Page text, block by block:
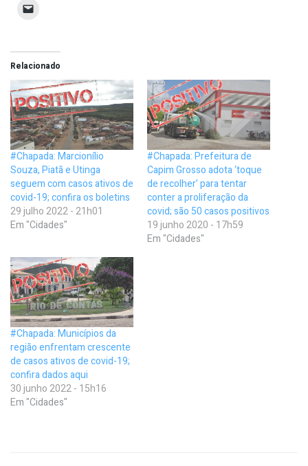
Relacionado
#Chapada: Marcionílio
Souza, Piatã e Utinga
seguem com casos ativos de
covid-19; confira os boletins
29 julho 2022 - 21h01
Em "Cidades"
#Chapada: Prefeitura de
Capim Grosso adota ‘toque
de recolher’ para tentar
conter a proliferação da
covid; são 50 casos positivos
19 junho 2020 - 17h59
Em "Cidades"
#Chapada: Municípios da
região enfrentam crescente
de casos ativos de covid-19;
confira dados aqui
30 junho 2022 - 15h16
Em "Cidades"